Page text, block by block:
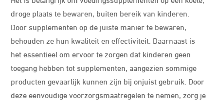
droge plaats te bewaren, buiten bereik van kinderen.
Door supplementen op de juiste manier te bewaren,
behouden ze hun kwaliteit en effectiviteit. Daarnaast is
het essentieel om ervoor te zorgen dat kinderen geen
toegang hebben tot supplementen, aangezien sommige
producten gevaarlijk kunnen zijn bij onjuist gebruik. Door
deze eenvoudige voorzorgsmaatregelen te nemen, zorg je